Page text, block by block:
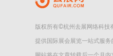
版权所有©杭州去展网络科技
提供国际展会展览一站式服